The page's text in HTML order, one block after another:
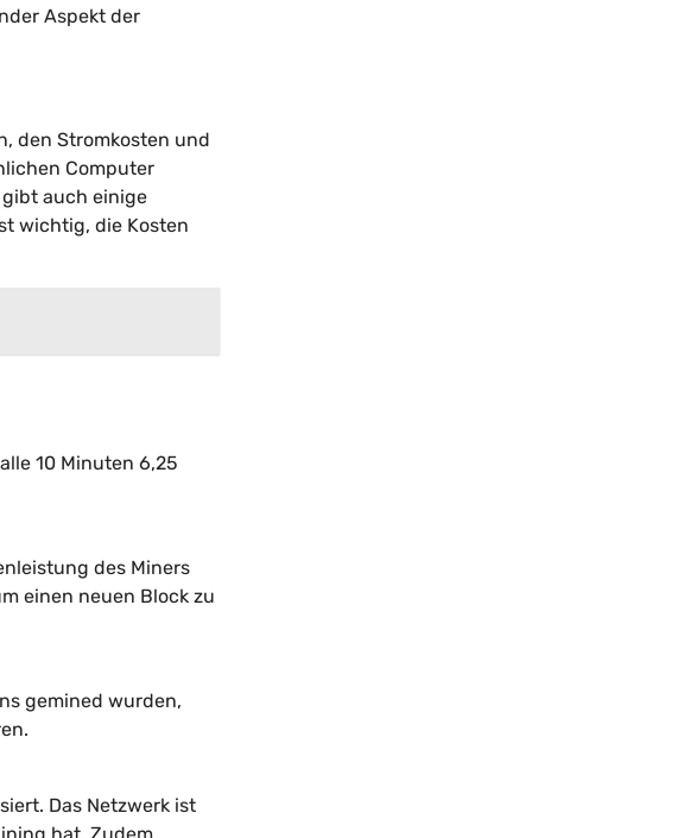
Aspekt der
den Stromkosten und
Computer
auch einige
wichtig, die Kosten
10 Minuten 6,25
des Miners
einen neuen Block zu
gemined wurden,
Das Netzwerk ist